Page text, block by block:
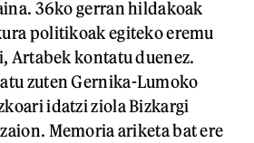
36ko gerran hildakoak
politikoak egiteko eremu
Artabek kontatu duenez.
zuten Gernika-Lumoko
idatzi ziola Bizkargi
Memoria ariketa bat ere